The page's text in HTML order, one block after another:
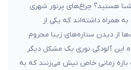
هستید؟ چراغ‌های پرنور شهری
همراه داشته‌اند که یکی از
از دیدن ستاره‌های زیبا محروم
آلودگی نوری یک مشکل دیگر
زمانی خاص نیش می‌زنند که به